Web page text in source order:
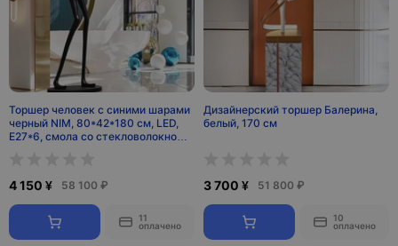
Торшер человек с синими шарами
черный NIM, 80*42*180 см, LED,
E27*6, смола со стекловолокном,
4 150 ¥ 58 100 ₽
11
оплачено
Дизайнерский торшер Балерина,
белый, 170 см
3 700 ¥ 51 800 ₽
10
оплачено